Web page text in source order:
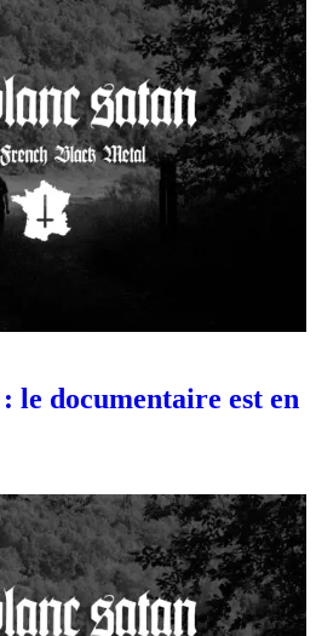
le documentaire est en